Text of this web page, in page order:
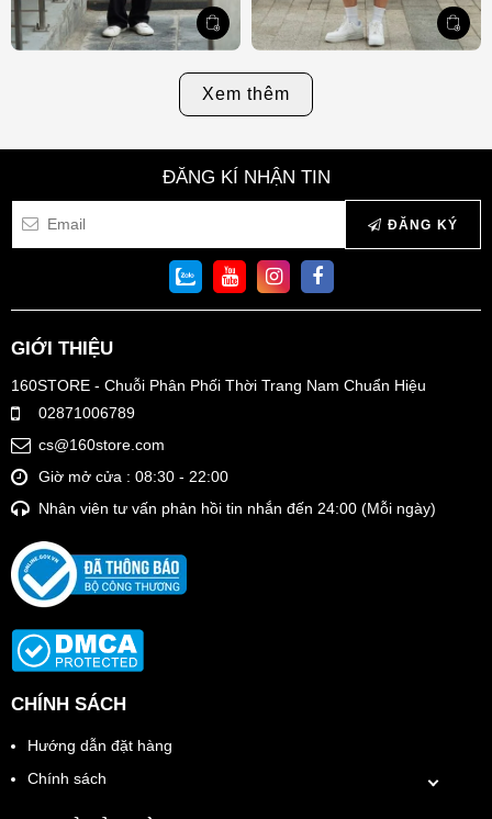
Xem thêm
ĐĂNG KÍ NHẬN TIN
ĐĂNG KÝ
GIỚI THIỆU
160STORE - Chuỗi Phân Phối Thời Trang Nam Chuẩn Hiệu
02871006789
cs@160store.com
Giờ mở cửa : 08:30 - 22:00
Nhân viên tư vấn phản hồi tin nhắn đến 24:00 (Mỗi ngày)
CHÍNH SÁCH
Hướng dẫn đặt hàng
Chính sách